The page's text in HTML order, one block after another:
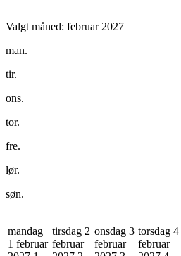
Valgt måned: februar 2027
man.
tir.
ons.
tor.
fre.
lør.
søn.
mandag
1 februar
tirsdag 2
februar
onsdag 3
februar
torsdag 4
februar